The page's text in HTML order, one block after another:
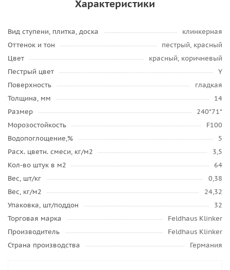
Характеристики
Вид ступени, плитка, доска
клинкерная
Оттенок и тон
пестрый, красный
Цвет
красный, коричневый
Пестрый цвет
Y
Поверхность
гладкая
Толщина, мм
14
Размер
240*71*
Морозостойкость
F100
Водопоглощение,%
5
Расх. цветн. смеси, кг/м2
3,5
Кол-во штук в м2
64
Вес, шт/кг
0,38
Вес, кг/м2
24,32
Упаковка, шт/поддон
32
Торговая марка
Feldhaus Klinker
Производитель
Feldhaus Klinker
Страна производства
Германия